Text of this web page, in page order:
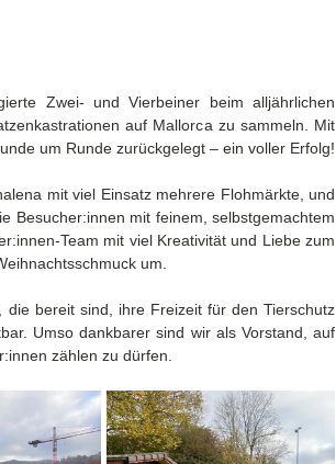
Zwei- und Vierbeiner beim alljährlichen
auf Mallorca zu sammeln. Mit
um Runde zurückgelegt – ein voller Erfolg!
mit viel Einsatz mehrere Flohmärkte, und
Besucher:innen mit feinem, selbstgemachtem
Team mit viel Kreativität und Liebe zum
um.
bereit sind, ihre Freizeit für den Tierschutz
Umso dankbarer sind wir als Vorstand, auf
zählen zu dürfen.